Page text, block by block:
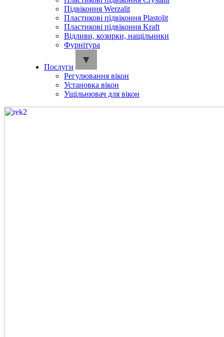
Підвіконня Werzalit
Пластикові підвіконня Plastolit
Пластикові підвіконня Kraft
Відливи, козирки, нащільники
Фурнітура
Послуги
Регулювання вікон
Установка вікон
Ущільнювач для вікон